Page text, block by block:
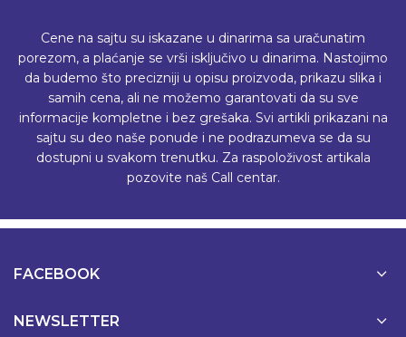
Cene na sajtu su iskazane u dinarima sa uračunatim
porezom, a plaćanje se vrši isključivo u dinarima. Nastojimo
da budemo što precizniji u opisu proizvoda, prikazu slika i
samih cena, ali ne možemo garantovati da su sve
informacije kompletne i bez grešaka. Svi artikli prikazani na
sajtu su deo naše ponude i ne podrazumeva se da su
dostupni u svakom trenutku. Za raspoloživost artikala
pozovite naš Call centar.
FACEBOOK
NEWSLETTER